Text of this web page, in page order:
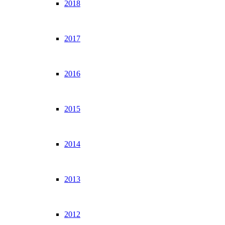
2018
2017
2016
2015
2014
2013
2012